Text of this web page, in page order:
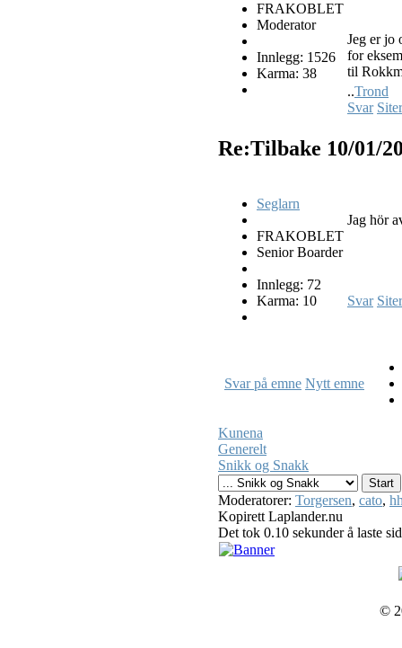
FRAKOBLET
Moderator
Innlegg: 1526
Karma: 38
Jeg er jo
for
til
..Trond
Svar Siter
Re:Tilbake 10/01/
Seglarn
FRAKOBLET
Senior Boarder
Innlegg: 72
Karma: 10
Jag hör
Svar Siter
Svar på emne Nytt emne
Kunena
Generelt
Snikk og Snakk
Moderatorer: Torgersen, cato,
Kopirett Laplander.nu
Det tok 0.10 sekunder å laste
©